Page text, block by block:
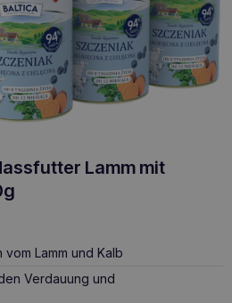
Lamm mit
Lamm und Kalb
Verdauung und